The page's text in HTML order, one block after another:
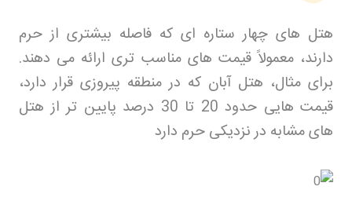
هتل های چهار ستاره ای که فاصله بیشتری از حرم
دارند، معمولاً قیمت های مناسب تری ارائه می دهند.
برای مثال، هتل آبان که در منطقه پیروزی قرار دارد،
قیمت هایی حدود 20 تا 30 درصد پایین تر از هتل
های مشابه در نزدیکی حرم دارد